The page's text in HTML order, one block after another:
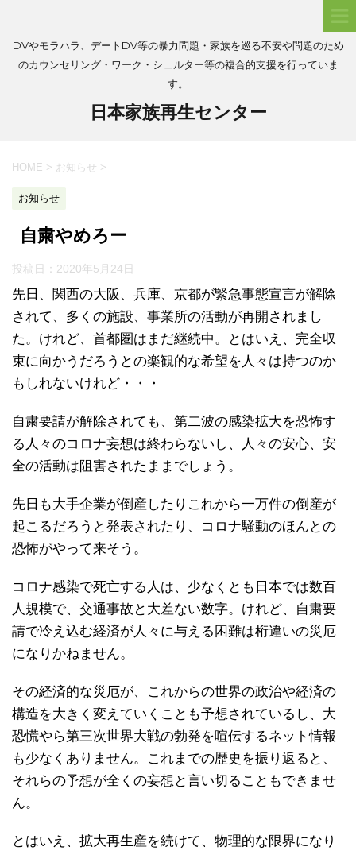
DVやモラハラ、デートDV等の暴力問題・家族を巡る不安や問題のため
のカウンセリング・ワーク・シェルター等の複合的支援を行っていま
す。
日本家族再生センター
HOME > お知らせ >
お知らせ
自粛やめろー
投稿日： 2020年5月24日
先日、関西の大阪、兵庫、京都が緊急事態宣言が解除
されて、多くの施設、事業所の活動が再開されまし
た。けれど、首都圏はまだ継続中。とはいえ、完全収
束に向かうだろうとの楽観的な希望を人々は持つのか
もしれないけれど・・・
自粛要請が解除されても、第二波の感染拡大を恐怖す
る人々のコロナ妄想は終わらないし、人々の安心、安
全の活動は阻害されたままでしょう。
先日も大手企業が倒産したりこれから一万件の倒産が
起こるだろうと発表されたり、コロナ騒動のほんとの
恐怖がやって来そう。
コロナ感染で死亡する人は、少なくとも日本では数百
人規模で、交通事故と大差ない数字。けれど、自粛要
請で冷え込む経済が人々に与える困難は桁違いの災厄
になりかねません。
その経済的な災厄が、これからの世界の政治や経済の
構造を大きく変えていくことも予想されているし、大
恐慌やら第三次世界大戦の勃発を喧伝するネット情報
も少なくありません。これまでの歴史を振り返ると、
それらの予想が全くの妄想と言い切ることもできませ
ん。
とはいえ、拡大再生産を続けて、物理的な限界になり